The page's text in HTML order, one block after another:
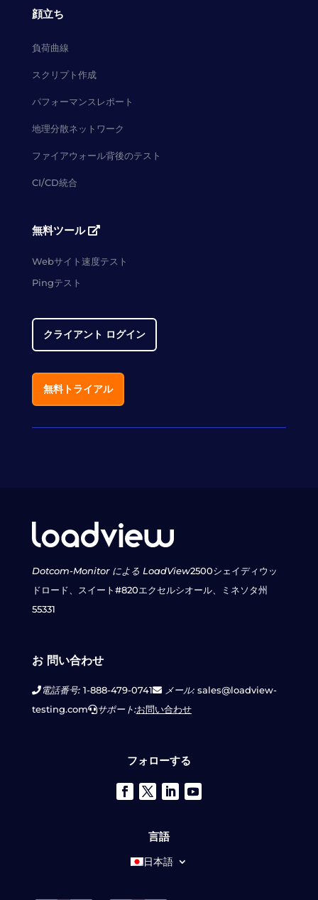
顔立ち
負荷曲線
スクリプト作成
パフォーマンスレポート
地理分散ネットワーク
ファイアウォール背後のテスト
CI/CD統合
無料ツール
Webサイト速度テスト
Pingテスト
クライアント ログイン
無料トライアル
Dotcom-Monitor による LoadView2500シェイディウッ
ドロード、スイート#820エクセルシオール、ミネソタ州
55331
お 問い合わせ
電話番号:1-888-479-0741 メール:sales@loadview-
testing.com
サポート:お問い合わせ
フォローする
言語
日本語